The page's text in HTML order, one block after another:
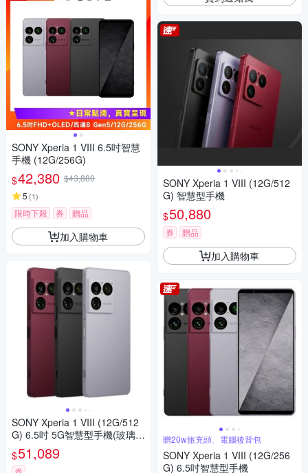
SONY Xperia 1 VIII 6.5吋智慧
手機 (12G/256G)
$42,380 $43,880
5 (1)
限時下殺 券 贈品
加入購物車
SONY Xperia 1 VIII (12G/512
G) 6.5吋 5G智慧型手機(玻璃貼
+保護殼組合)
$51,089
SONY Xperia 1 VIII (12G/512
G) 智慧型手機
$50,880
券 贈品
加入購物車
贈20w旅充頭、電腦後背包
SONY Xperia 1 VIII (12G/256
G) 6.5吋智慧型手機